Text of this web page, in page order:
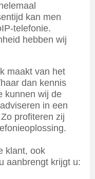
kan men
telefonie.
hebben wij
maakt van het
dan kennis
kunnen wij de
in een
profiteren zij
klant, ook
aanbrengt krijgt u: